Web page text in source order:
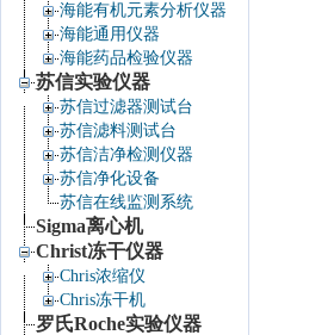
海能有机元素分析仪器
海能通用仪器
海能药品检验仪器
苏信实验仪器
苏信过滤器测试台
苏信滤料测试台
苏信洁净检测仪器
苏信净化设备
苏信在线监测系统
Sigma离心机
Christ冻干仪器
Chris浓缩仪
Chris冻干机
罗氏Roche实验仪器